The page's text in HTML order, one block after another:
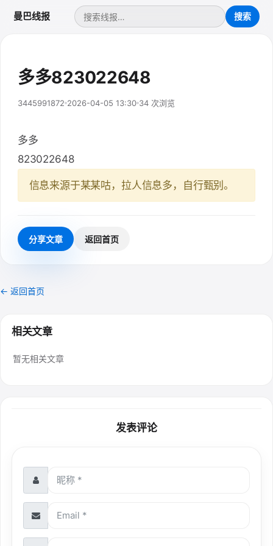
曼巴线报
多多823022648
3445991872 2026-04-05 13:30 34 次浏览
多多
823022648
信息来源于某某咕，拉人信息多，自行甄别。
分享文章 返回首页
← 返回首页
相关文章
暂无相关文章
发表评论